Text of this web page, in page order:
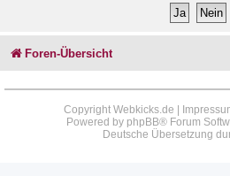
Foren-Übersicht
Copyright Webkicks.de |
Powered by phpBB® Forum
Deutsche Übersetzung